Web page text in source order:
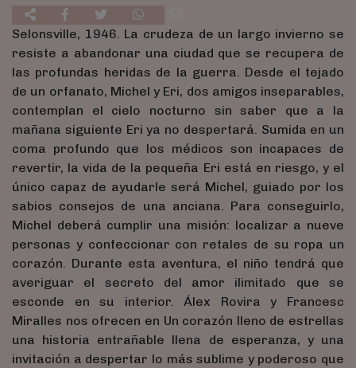
Selonsville, 1946. La crudeza de un largo invierno se
resiste a abandonar una ciudad que se recupera de
las profundas heridas de la guerra. Desde el tejado
de un orfanato, Michel y Eri, dos amigos inseparables,
contemplan el cielo nocturno sin saber que a la
mañana siguiente Eri ya no despertará. Sumida en un
coma profundo que los médicos son incapaces de
revertir, la vida de la pequeña Eri está en riesgo, y el
único capaz de ayudarle será Michel, guiado por los
sabios consejos de una anciana. Para conseguirlo,
Michel deberá cumplir una misión: localizar a nueve
personas y confeccionar con retales de su ropa un
corazón. Durante esta aventura, el niño tendrá que
averiguar el secreto del amor ilimitado que se
esconde en su interior. Álex Rovira y Francesc
Miralles nos ofrecen en Un corazón lleno de estrellas
una historia entrañable llena de esperanza, y una
invitación a despertar lo más sublime y poderoso que